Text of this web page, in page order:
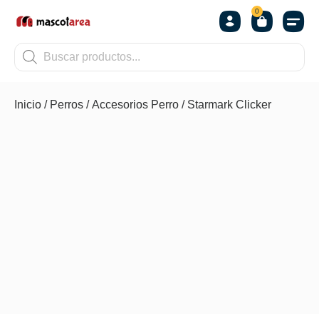
0
Inicio / Perros /Accesorios Perro / Starmark Clicker